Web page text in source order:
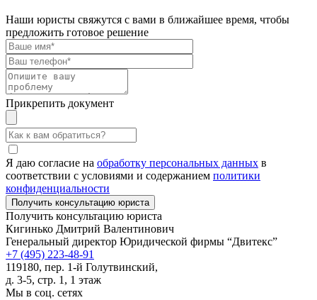
Наши юристы свяжутся с вами в ближайшее время, чтобы
предложить готовое решение
Прикрепить документ
Я даю согласие на обработку персональных данных в
соответствии с условиями и содержанием политики
конфиденциальности
Получить консультацию юриста
Кигинько Дмитрий Валентинович
Генеральный директор Юридической фирмы “Двитекс”
+7 (495) 223-48-91
119180, пер. 1-й Голутвинский,
д. 3-5, стр. 1, 1 этаж
Мы в соц. сетях